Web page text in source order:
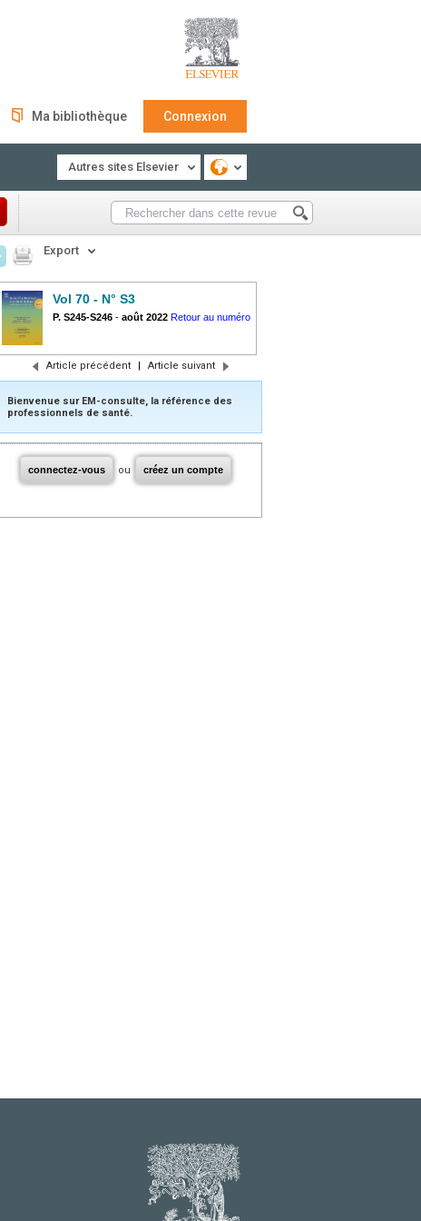
Ma bibliothèque Connexion
Autres sites Elsevier
Export
Vol 70 - N° S3
P. S245-S246 - août 2022 Retour au numéro
Article précédent | Article suivant
Bienvenue sur EM-consulte, la référence des
professionnels de santé.
connectez-vous ou créez un compte